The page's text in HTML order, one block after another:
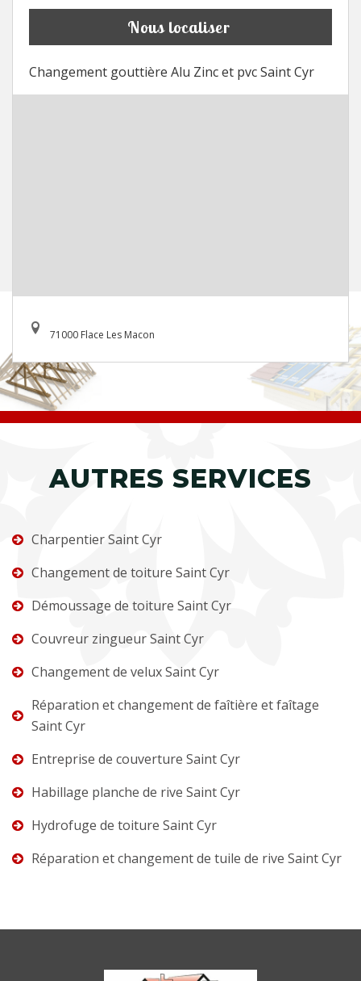
Nous localiser
Changement gouttière Alu Zinc et pvc Saint Cyr
71000 Flace Les Macon
AUTRES SERVICES
Charpentier Saint Cyr
Changement de toiture Saint Cyr
Démoussage de toiture Saint Cyr
Couvreur zingueur Saint Cyr
Changement de velux Saint Cyr
Réparation et changement de faîtière et faîtage
Saint Cyr
Entreprise de couverture Saint Cyr
Habillage planche de rive Saint Cyr
Hydrofuge de toiture Saint Cyr
Réparation et changement de tuile de rive Saint Cyr